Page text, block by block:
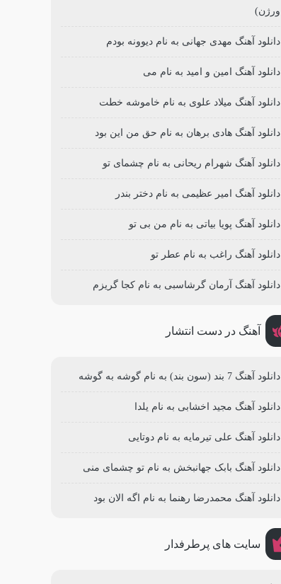
ورژن)
دانلود آهنگ مهدی جهانی به نام دیوونه بودم
دانلود آهنگ امین و امید به نام می
دانلود آهنگ میلاد علوی به نام خاموشه خطت
دانلود آهنگ هادی برهان به نام حق من این بود
دانلود آهنگ شهرام ریحانی به نام چشمای تو
دانلود آهنگ امیر عظیمی به نام دختر بندر
دانلود آهنگ پویا بیاتی به نام من بی تو
دانلود آهنگ راغب به نام عطر تو
دانلود آهنگ آرمان گرشاسبی به نام کجا گریزم
آهنگ در دست انتشار
دانلود آهنگ 7 بند (سون بند) به نام گوشه به گوشه
دانلود آهنگ مجید اخشابی به نام یلدا
دانلود آهنگ علی تیرمایه به نام دوتایی
دانلود آهنگ بابک جهانبخش به نام تو چشمای منی
دانلود آهنگ محمدرضا رهنما به نام اگه الان بود
سایت های پرطرفدار